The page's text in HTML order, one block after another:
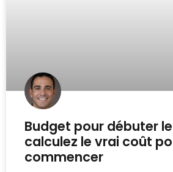
Budget pour débuter
calculez le vrai coût
commencer